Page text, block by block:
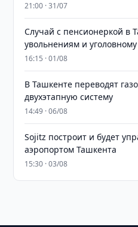
21:00 · 31/07
Случай с пенсионеркой в
увольнениям и
16:15 · 01/08
В Ташкенте переводят
двухэтапную систему
14:49 · 06/08
Sojitz построит и будет
аэропортом Ташкента
15:30 · 03/08